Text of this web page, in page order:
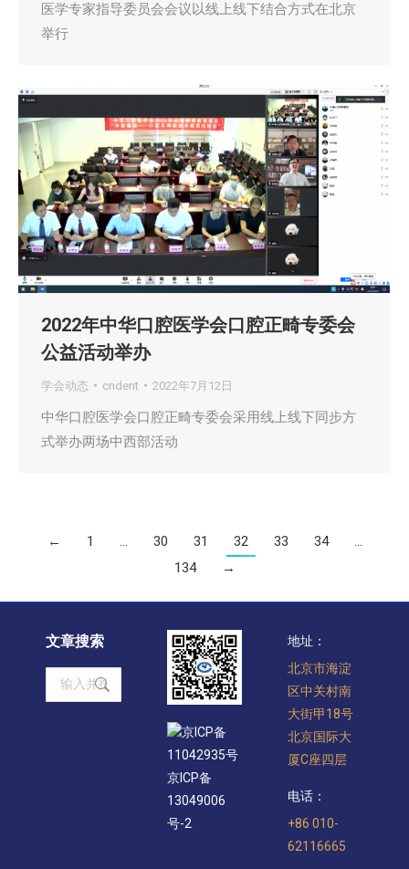
医学专家指导委员会会议以线上线下结合方式在北京
举行
2022年中华口腔医学会口腔正畸专委会
公益活动举办
学会动态 cndent 2022年7月12日
中华口腔医学会口腔正畸专委会采用线上线下同步方
式举办两场中西部活动
← 1 … 30 31 32 33 34
…
134
→
文章搜索
Search:
京ICP备
11042935号
京ICP备
13049006
号-2
地址：
北京市海淀
区中关村南
大街甲18号
北京国际大
厦C座四层
电话：
+86 010-
62116665